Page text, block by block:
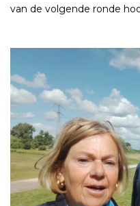
van de volgende ronde